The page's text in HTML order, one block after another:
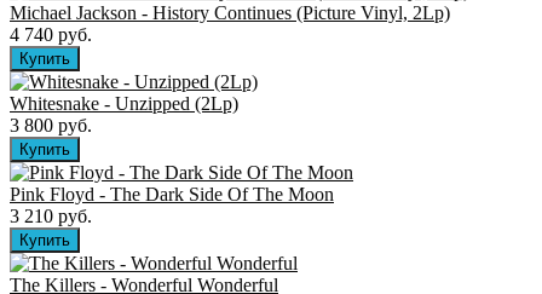
Michael Jackson - History Continues (Picture Vinyl, 2Lp)
4 740 руб.
Whitesnake - Unzipped (2Lp)
3 800 руб.
Pink Floyd - The Dark Side Of The Moon
3 210 руб.
The Killers ‎- Wonderful Wonderful